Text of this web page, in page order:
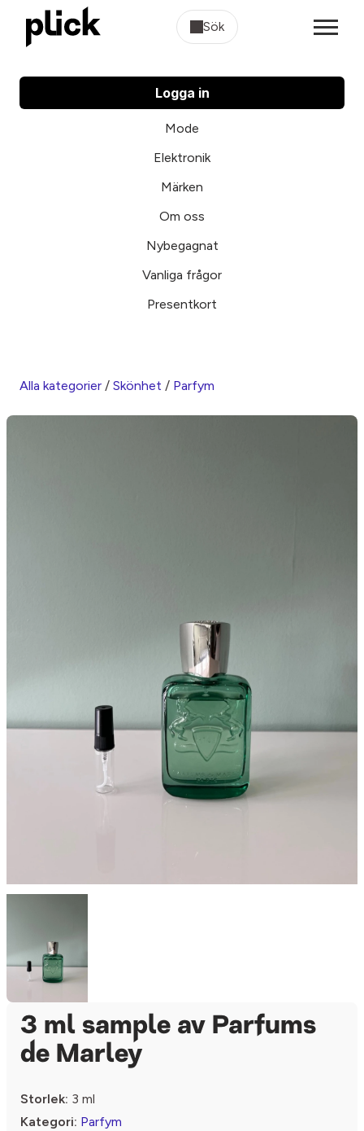
Sök
Logga in
Mode
Elektronik
Märken
Om oss
Nybegagnat
Vanliga frågor
Presentkort
Alla kategorier / Skönhet / Parfym
3 ml sample av Parfums
de Marley
Storlek: 3 ml
Kategori: Parfym